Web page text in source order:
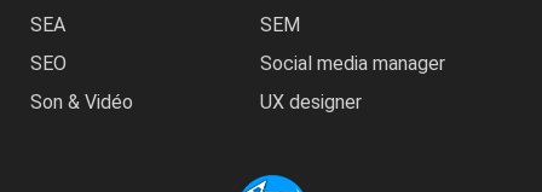
SEA
SEM
SEO
Social media manager
Son & Vidéo
UX designer